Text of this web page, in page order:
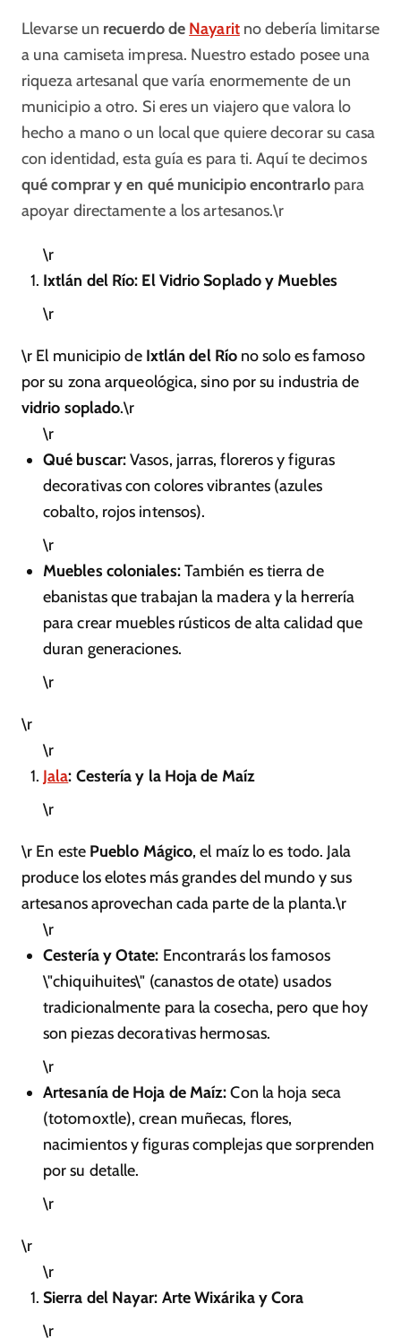
Llevarse un recuerdo de Nayaritno debería limitarse
a una camiseta impresa. Nuestro estado posee una
riqueza artesanal que varía enormemente de un
municipio a otro. Si eres un viajero que valora lo
hecho a mano o un local que quiere decorar su casa
con identidad, esta guía es para ti. Aquí te decimos
qué comprar y en qué municipio encontrarlopara
apoyar directamente a los artesanos.\r
\r
Ixtlán del Río: El Vidrio Soplado y Muebles
\r
\r El municipio de Ixtlán del Ríono solo es famoso
por su zona arqueológica, sino por su industria de
vidrio soplado.\r
\r
Qué buscar:Vasos, jarras, floreros y figuras
decorativas con colores vibrantes (azules
cobalto, rojos intensos).
\r
Muebles coloniales:También es tierra de
ebanistas que trabajan la madera y la herrería
para crear muebles rústicos de alta calidad que
duran generaciones.
\r
\r
\r
Jala: Cestería y la Hoja de Maíz
\r
\r En este Pueblo Mágico, el maíz lo es todo. Jala
produce los elotes más grandes del mundo y sus
artesanos aprovechan cada parte de la planta.\r
\r
Cestería y Otate: Encontrarás los famosos
\"chiquihuites\" (canastos de otate) usados
tradicionalmente para la cosecha, pero que hoy
son piezas decorativas hermosas.
\r
Artesanía de Hoja de Maíz:Con la hoja seca
(totomoxtle), crean muñecas, flores,
nacimientos y figuras complejas que sorprenden
por su detalle.
\r
\r
\r
Sierra del Nayar: Arte Wixárika y Cora
\r